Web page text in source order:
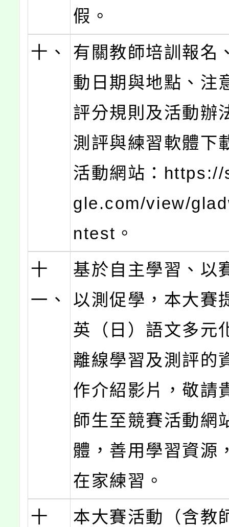
假。
十、
有關教師培訓報名
動日期與地點、注
評分規則及活動辦
測評與練習軟體下
活動網站：
gle.com/view/
ntest。
十
一、
基於自主學習、以
以測促學，本大賽
英（日）語文多元
離線學習及測評的
作介紹影片，敬請
師生至競賽活動網
體，善用學習資源
在家練習。
十
本大賽活動（含教